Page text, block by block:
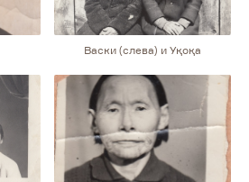
Васки (слева) и Уқоқа